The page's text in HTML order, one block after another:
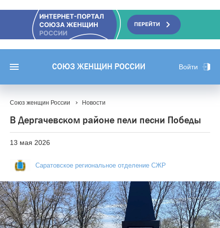
СОЮЗ ЖЕНЩИН РОССИИ Войти
Союз женщин России Новости
В Дергачевском районе пели песни Победы
13 мая 2026
Саратовское региональное отделение СЖР